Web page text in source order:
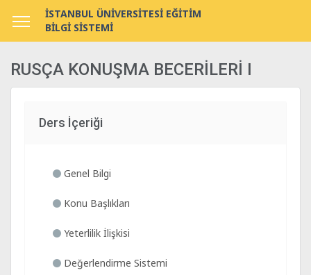
İSTANBUL ÜNİVERSİTESİ EĞİTİM
BİLGİ SİSTEMİ
RUSÇA KONUŞMA BECERİLERİ I
Ders İçeriği
Genel Bilgi
Konu Başlıkları
Yeterlilik İlişkisi
Değerlendirme Sistemi